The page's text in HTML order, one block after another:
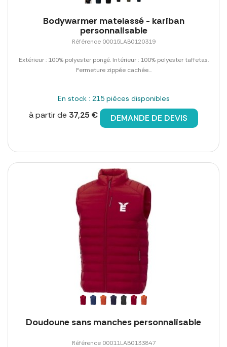
Bodywarmer matelassé - kariban
personnalisable
Référence 00015LAB0120319
Extérieur : 100% polyester pongé. Intérieur : 100% polyester taffetas.
Fermeture zippée cachée...
En stock : 215 pièces disponibles
à partir de 37,25 € DEMANDE DE DEVIS
Doudoune sans manches personnalisable
Référence 00011LAB0133847